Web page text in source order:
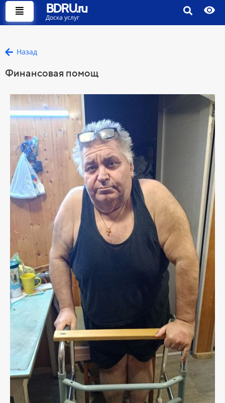
BDRU.ru
Доска услуг
Назад
Финансовая помощ